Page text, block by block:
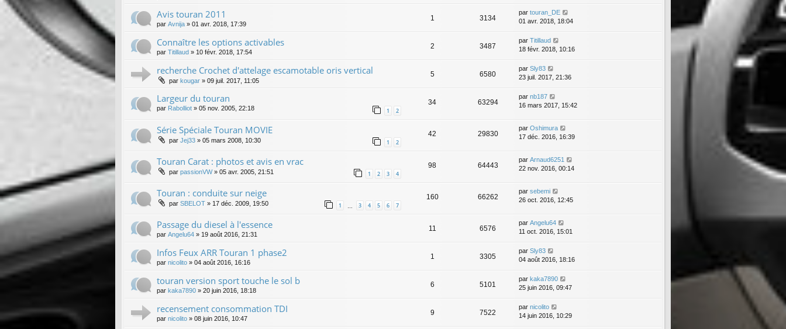
Avis touran 2011
par Avnija » 01 avr. 2018, 17:39
1 3134
par touran_DE
01 avr. 2018, 18:04
Connaître les options activables
par Titillaud » 10 févr. 2018, 17:54
2 3487
par Titillaud
18 févr. 2018, 10:16
recherche Crochet d'attelage escamotable oris vertical
par kougar » 09 juil. 2017, 11:05
5 6580
par Sly83
23 juil. 2017, 21:36
Largeur du touran
par Rabolliot » 05 nov. 2005, 22:18 1 2
34 63294
par nb187
16 mars 2017, 15:42
Série Spéciale Touran MOVIE
par Jej33 » 05 mars 2008, 10:30 1 2
42 29830
par Oshimura
17 déc. 2016, 16:39
Touran Carat : photos et avis en vrac
par passionVW» 05 avr. 2005, 21:51 1 2 3 4
98 64443
par Arnaud6251
22 nov. 2016, 00:14
Touran : conduite sur neige
par SBELOT » 17 déc. 2009, 19:50 1 … 3 4 5 6 7
160 66262
par sebemi
26 oct. 2016, 12:45
Passage du diesel à l'essence
par Angelu64 » 19 août 2016, 21:31
11 6576
par Angelu64
11 oct. 2016, 15:01
Infos Feux ARR Touran 1 phase2
par nicolito » 04 août 2016, 16:16
1 3305
par Sly83
04 août 2016, 18:16
touran version sport touche le sol b
par kaka7890 » 20 juin 2016, 18:18
6 5101
par kaka7890
25 juin 2016, 09:47
recensement consommation TDI
par nicolito » 08 juin 2016, 10:47
9 7522
par nicolito
14 juin 2016, 10:29